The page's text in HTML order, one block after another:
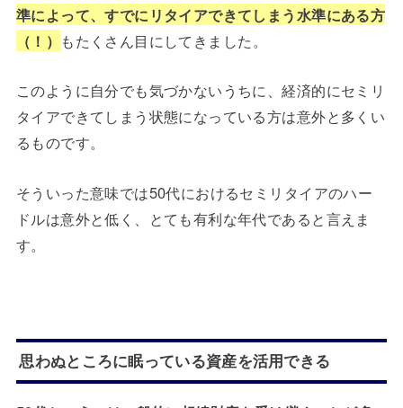
準によって、すでにリタイアできてしまう水準にある方
（！） もたくさん目にしてきました。
このように自分でも気づかないうちに、経済的にセミリ
タイアできてしまう状態になっている方は意外と多くい
るものです。
そういった意味では50代におけるセミリタイアのハー
ドルは意外と低く、とても有利な年代であると言えま
す。
思わぬところに眠っている資産を活用できる